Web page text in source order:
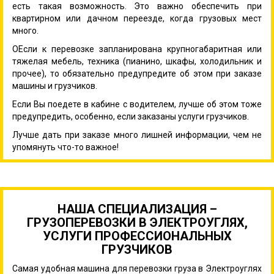
есть такая возможность. Это важно обеспечить при
квартирном или дачном переезде, когда грузовых мест
много.
ОЕсли к перевозке запланирована крупногабаритная или
тяжелая мебель, техника (пианино, шкафы, холодильник и
прочее), то обязательно предупредите об этом при заказе
машины и грузчиков.
Если Вы поедете в кабине с водителем, лучше об этом тоже
предупредить, особенно, если заказаны услуги грузчиков.
Лучше дать при заказе много лишней информации, чем не
упомянуть что-то важное!
НАША СПЕЦИАЛИЗАЦИЯ –
ГРУЗОПЕРЕВОЗКИ В ЭЛЕКТРОУГЛЯХ,
УСЛУГИ ПРОФЕССИОНАЛЬНЫХ
ГРУЗЧИКОВ
Самая удобная машина для перевозки груза в Электроуглях